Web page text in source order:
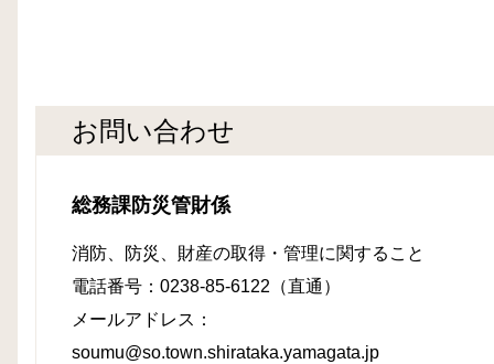
お問い合わせ
総務課防災管財係
消防、防災、財産の取得・管理に関すること
電話番号：0238-85-6122（直通）
メールアドレス：
soumu@so.town.shirataka.yamagata.jp